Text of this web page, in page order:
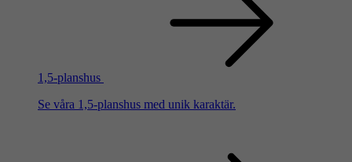
1,5-planshus
Se våra 1,5-planshus med unik karaktär.